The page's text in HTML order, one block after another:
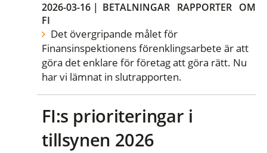
2026-03-16 | BETALNINGAR RAPPORTER OM
FI
Det övergripande målet för
Finansinspektionens förenklingsarbete är att
göra det enklare för företag att göra rätt. Nu
har vi lämnat in slutrapporten.
FI:s prioriteringar i
tillsynen 2026